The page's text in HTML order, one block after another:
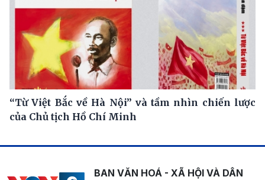
“Từ Việt Bắc về Hà Nội” và tầm nhìn chiến lược
của Chủ tịch Hồ Chí Minh
BAN VĂN HOÁ - XÃ HỘI VÀ DÂN